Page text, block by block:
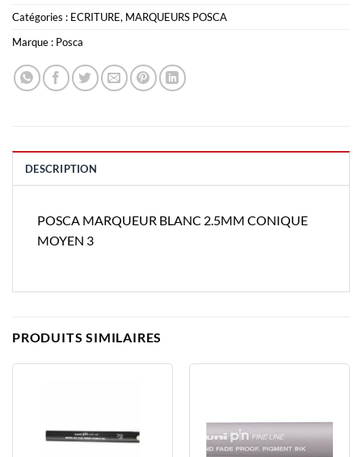
Catégories : ECRITURE, MARQUEURS POSCA
Marque : Posca
DESCRIPTION
POSCA MARQUEUR BLANC 2.5MM CONIQUE
MOYEN 3
PRODUITS SIMILAIRES